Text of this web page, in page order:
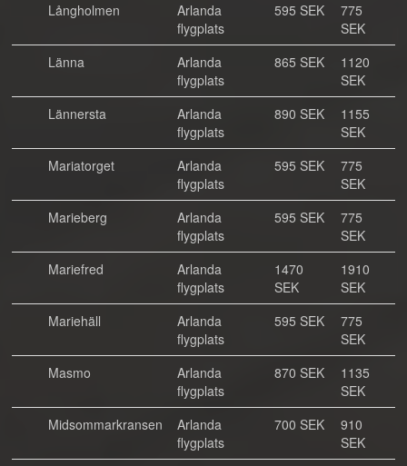
Långholmen
Arlanda
flygplats
595 SEK
775
SEK
Länna
Arlanda
flygplats
865 SEK
1120
SEK
Lännersta
Arlanda
flygplats
890 SEK
1155
SEK
Mariatorget
Arlanda
flygplats
595 SEK
775
SEK
Marieberg
Arlanda
flygplats
595 SEK
775
SEK
Mariefred
Arlanda
flygplats
1470
SEK
1910
SEK
Mariehäll
Arlanda
flygplats
595 SEK
775
SEK
Masmo
Arlanda
flygplats
870 SEK
1135
SEK
Midsommarkransen
Arlanda
flygplats
700 SEK
910
SEK